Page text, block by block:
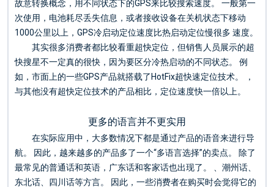
故意转换概念，用不同状态下的GPS来比较搜索速度。 一般第一
次使用，电池耗尽丢失信息，或者接收设备在关机状态下移动
1000公里以上，GPS冷启动定位速度比热启动定位慢很多 速度。
其实很多消费者都比较看重超快定位，但销售人员展示的超
快搜星不一定真的很快，因为要区分冷热启动的不同状态。 例
如，市面上的一些GPS产品就搭载了HotFix超快速定位技术。 ，
与其他没有超快定位技术的产品相比，定位速度快一倍以上。
更多的语言并不更实用
在实际应用中，大多数情况下都是通过产品的语音来进行导
航。 因此，越来越多的产品多了一个“多语言选择”的卖点。 除了
最常见的普通话和英语，广东话和客家话也出现了。 、潮州话、
东北话、四川话等方言。 因此，一些消费者在购买时会觉得它的